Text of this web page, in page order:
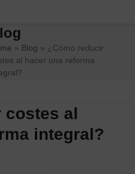
» Blog » ¿Cómo reducir
al hacer una reforma
costes al
integral?